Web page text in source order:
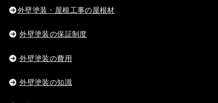
外壁塗装・屋根工事の屋根材
外壁塗装の保証制度
外壁塗装の費用
外壁塗装の知識